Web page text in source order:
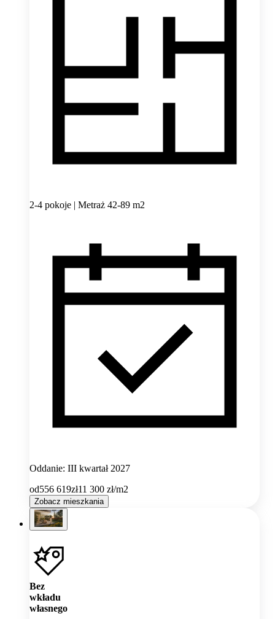
2-4 pokoje | Metraż 42-89 m2
Oddanie: III kwartał 2027
od556 619zł11 300 zł/m2
Zobacz mieszkania
Bez
wkładu
własnego